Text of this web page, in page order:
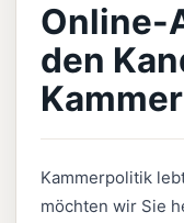
Online-
den
Kammerpolitik
möchten wir Sie